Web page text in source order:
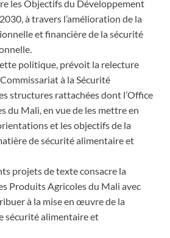
les Objectifs du Développement
à travers l’amélioration de la
et financière de la sécurité
politique, prévoit la relecture
à la Sécurité
structures rattachées dont l’Office
du Mali, en vue de les mettre en
et les objectifs de la
de sécurité alimentaire et
projets de texte consacre la
Produits Agricoles du Mali avec
à la mise en œuvre de la
sécurité alimentaire et